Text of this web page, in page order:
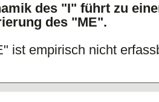
des "I" führt zu
des "ME".
ist empirisch nicht